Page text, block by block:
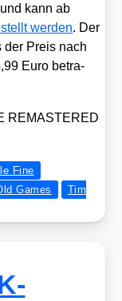
kann ab
wer­den. Der
der Preis nach
Euro betra­
REMASTERED
Fine
Games
Tim